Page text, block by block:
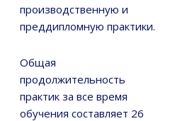
производственную и
преддипломную практики.
Общая
продолжительность
практик за все время
обучения составляет 26